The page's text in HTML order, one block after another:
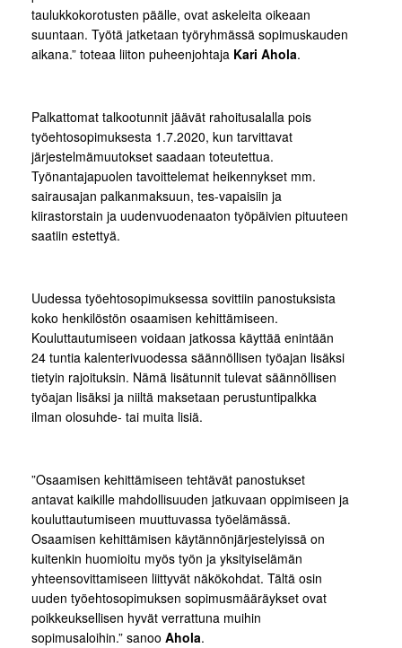
taulukkokorotusten päälle, ovat askeleita oikeaan
suuntaan. Työtä jatketaan työryhmässä sopimuskauden
aikana.” toteaa liiton puheenjohtaja Kari Ahola.
Palkattomat talkootunnit jäävät rahoitusalalla pois
työehtosopimuksesta 1.7.2020, kun tarvittavat
järjestelmämuutokset saadaan toteutettua.
Työnantajapuolen tavoittelemat heikennykset mm.
sairausajan palkanmaksuun, tes-vapaisiin ja
kiirastorstain ja uudenvuodenaaton työpäivien pituuteen
saatiin estettyä.
Uudessa työehtosopimuksessa sovittiin panostuksista
koko henkilöstön osaamisen kehittämiseen.
Kouluttautumiseen voidaan jatkossa käyttää enintään
24 tuntia kalenterivuodessa säännöllisen työajan lisäksi
tietyin rajoituksin. Nämä lisätunnit tulevat säännöllisen
työajan lisäksi ja niiltä maksetaan perustuntipalkka
ilman olosuhde- tai muita lisiä.
”Osaamisen kehittämiseen tehtävät panostukset
antavat kaikille mahdollisuuden jatkuvaan oppimiseen ja
kouluttautumiseen muuttuvassa työelämässä.
Osaamisen kehittämisen käytännönjärjestelyissä on
kuitenkin huomioitu myös työn ja yksityiselämän
yhteensovittamiseen liittyvät näkökohdat. Tältä osin
uuden työehtosopimuksen sopimusmääräykset ovat
poikkeuksellisen hyvät verrattuna muihin
sopimusaloihin.” sanoo Ahola.